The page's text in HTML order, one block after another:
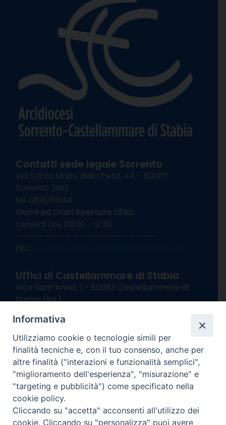
Contatti sede legale Sorrento
Via Santa Maria della Pietà, 44 – 80067
Sorrento (NA)
tel. 0818781244
Giorni ed Orari Apertura Uffici:
Venerdì ore 09:30 – 12:30
———————————————————–
PEC:
Uffici di Castellammare di Stabia
Vico Sant’Anna, 1 – 80053 Castellammare di
Stabia (NA)
Giorni ed Orari Apertura Uffici:
Lunedì e Mercoledì ore 09:00 – 13:00
Uffici Matrimoni:
Lunedì e Mercoledì ore 09:30 – 12:30
seguici su
Channel
Informativa
Utilizziamo cookie o tecnologie simili per
finalità tecniche e, con il tuo consenso, anche per
altre finalità ("interazioni e funzionalità semplici",
"miglioramento dell'esperienza", "misurazione" e
"targeting e pubblicità") come specificato nella
cookie policy.
Cliccando su "accetta" acconsenti all'utilizzo dei
cookie. Cliccando su "personalizza" puoi avere